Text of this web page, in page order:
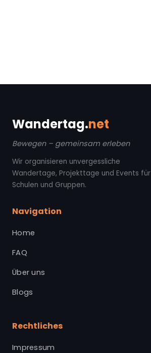
Wandertag.net
Bewegen – gemeinsam erleben
Wir organisieren unvergessliche
Wandertage, Projekttage und Events für
Schulen und Gruppen.
Navigation
Home
FAQ
Über uns
Blogs
Rechtliches
Impressum